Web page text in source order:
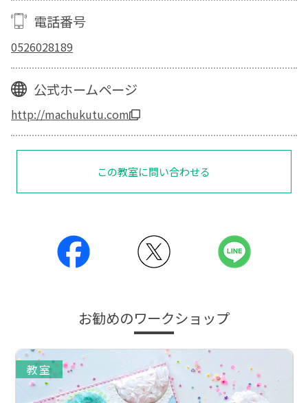
電話番号
0526028189
公式ホームページ
http://machukutu.com
この教室に問い合わせる
お勧めのワークショップ
教室